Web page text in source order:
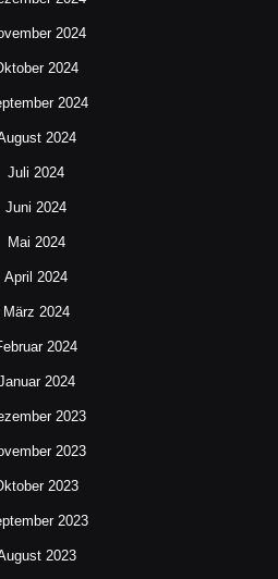
2024
2024
2024
2024
Juli 2024
Juni 2024
Mai 2024
April 2024
März 2024
2024
2024
2023
2023
2023
2023
2023